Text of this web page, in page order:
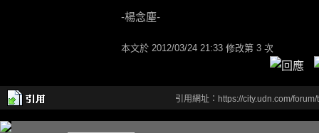
-楊念塵-
本文於 2012/03/24 21:33 修改第 3 次
引用網址：https://city.udn.com/